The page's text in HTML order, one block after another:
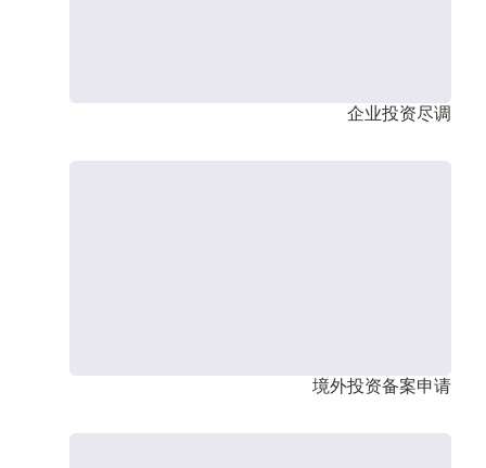
企业投资尽调
境外投资备案申请